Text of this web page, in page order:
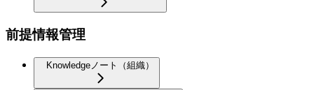
前提情報管理
Knowledgeノート（組織）